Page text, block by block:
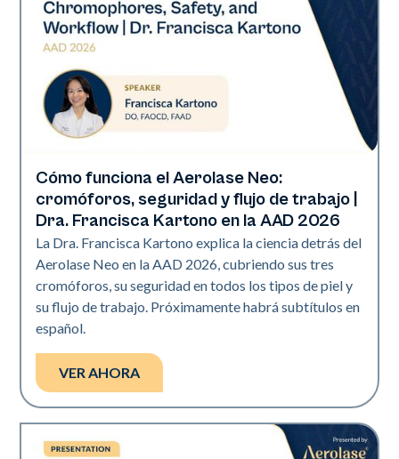
Neo Elite | Presentaciones
Cómo funciona el Aerolase Neo:
cromóforos, seguridad y flujo de trabajo |
Dra. Francisca Kartono en la AAD 2026
La Dra. Francisca Kartono explica la ciencia detrás del
Aerolase Neo en la AAD 2026, cubriendo sus tres
cromóforos, su seguridad en todos los tipos de piel y
su flujo de trabajo. Próximamente habrá subtítulos en
español.
VER AHORA